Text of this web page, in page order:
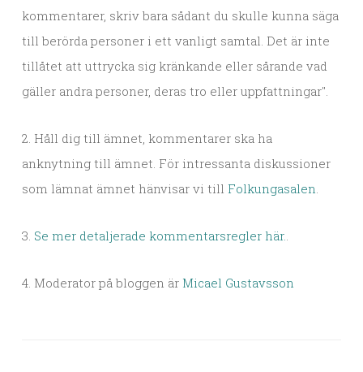
kommentarer, skriv bara sådant du skulle kunna säga
till berörda personer i ett vanligt samtal. Det är inte
tillåtet att uttrycka sig kränkande eller sårande vad
gäller andra personer, deras tro eller uppfattningar".
2. Håll dig till ämnet, kommentarer ska ha
anknytning till ämnet. För intressanta diskussioner
som lämnat ämnet hänvisar vi till Folkungasalen.
3. Se mer detaljerade kommentarsregler här..
4. Moderator på bloggen är Micael Gustavsson